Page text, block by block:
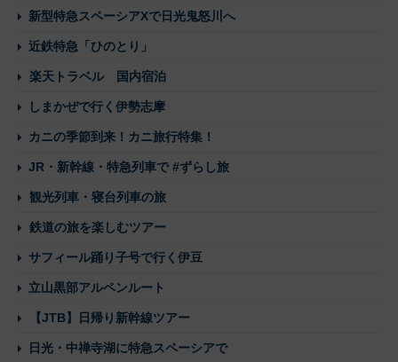
新型特急スペーシアXで日光鬼怒川へ
近鉄特急「ひのとり」
楽天トラベル 国内宿泊
しまかぜで行く伊勢志摩
カニの季節到来！カニ旅行特集！
JR・新幹線・特急列車で #ずらし旅
観光列車・寝台列車の旅
鉄道の旅を楽しむツアー
サフィール踊り子号で行く伊豆
立山黒部アルペンルート
【JTB】日帰り新幹線ツアー
日光・中禅寺湖に特急スペーシアで